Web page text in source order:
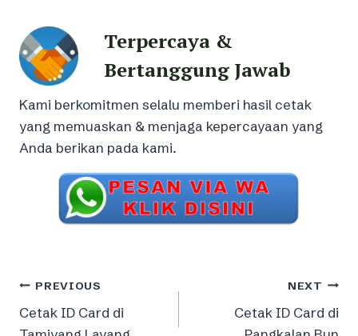
Terpercaya &
Bertanggung Jawab
Kami berkomitmen selalu memberi hasil cetak
yang memuaskan & menjaga kepercayaan yang
Anda berikan pada kami.
Post
navigation
PREVIOUS
Cetak ID Card di
NEXT
Cetak ID Card di